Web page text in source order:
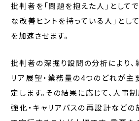
批判者を「問題を抱えた人」としてで
な改善ヒントを持っている人」とし
を加速させます。
批判者の深掘り設問の分析により、
リア展望・業務量の4つのどれが
定します。その結果に応じて、人事
強化・キャリアパスの再設計など